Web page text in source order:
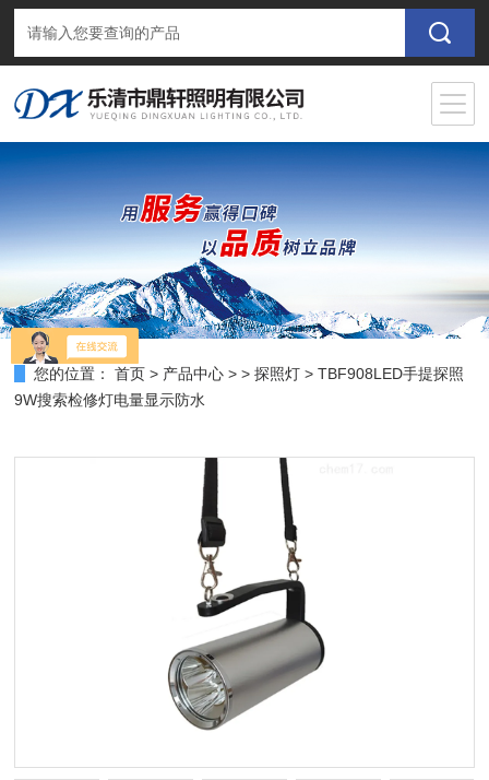
您的位置： 首页 > 产品中心 > >探照灯 > TBF908LED手提探照
9W搜索检修灯电量显示防水